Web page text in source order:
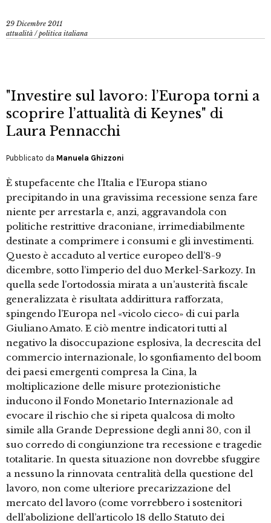
29 Dicembre 2011
attualità /politica italiana
"Investire sul lavoro: l’Europa torni a
scoprire l’attualità di Keynes" di
Laura Pennacchi
Pubblicato da Manuela Ghizzoni
È stupefacente che l’Italia e l’Europa stiano
precipitando in una gravissima recessione senza fare
niente per arrestarla e, anzi, aggravandola con
politiche restrittive draconiane, irrimediabilmente
destinate a comprimere i consumi e gli investimenti.
Questo è accaduto al vertice europeo dell’8-9
dicembre, sotto l’imperio del duo Merkel-Sarkozy. In
quella sede l’ortodossia mirata a un’austerità fiscale
generalizzata è risultata addirittura rafforzata,
spingendo l’Europa nel «vicolo cieco» di cui parla
Giuliano Amato. E ciò mentre indicatori tutti al
negativo la disoccupazione esplosiva, la decrescita del
commercio internazionale, lo sgonfiamento del boom
dei paesi emergenti compresa la Cina, la
moltiplicazione delle misure protezionistiche
inducono il Fondo Monetario Internazionale ad
evocare il rischio che si ripeta qualcosa di molto
simile alla Grande Depressione degli anni 30, con il
suo corredo di congiunzione tra recessione e tragedie
totalitarie. In questa situazione non dovrebbe sfuggire
a nessuno la rinnovata centralità della questione del
lavoro, non come ulteriore precarizzazione del
mercato del lavoro (come vorrebbero i sostenitori
dell’abolizione dell’articolo 18 dello Statuto dei